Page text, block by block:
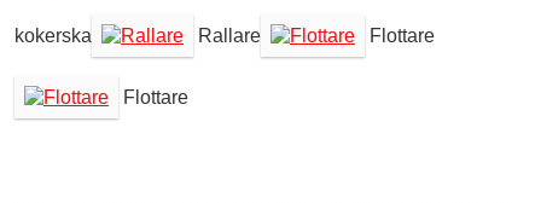
kokerska Rallare Flottare
Flottare